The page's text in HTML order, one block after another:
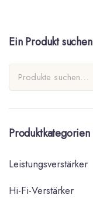
Ein Produkt suchen
Produktkategorien
Leistungsverstärker
Hi-Fi-Verstärker